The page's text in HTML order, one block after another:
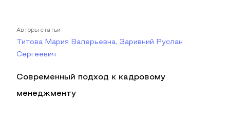
Авторы статьи
Титова Мария Валерьевна, Заривний Руслан
Сергеевич
Современный подход к кадровому
менеджменту